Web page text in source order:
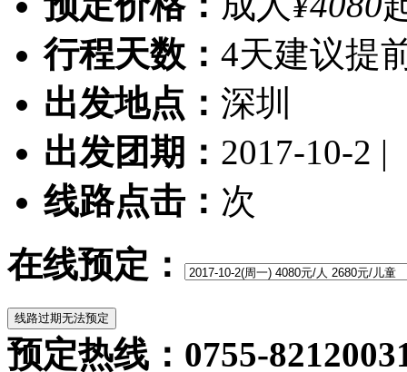
行程天数： 4天建议提
出发地点： 深圳
出发团期： 2017-10-2 |
线路点击： 次
在线预定：
预定热线：0755-